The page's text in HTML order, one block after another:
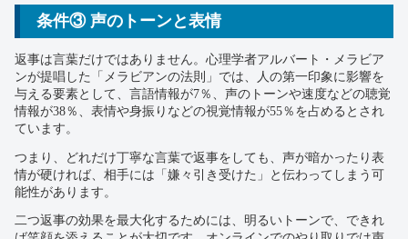
条件③ 声のトーンと表情
返事は言葉だけではありません。心理学者アルバート・メラビア
ンが提唱した「メラビアンの法則」では、人の第一印象に影響を
与える要素として、言語情報が7％、声のトーンや速度などの聴覚
情報が38％、表情や身振りなどの視覚情報が55％を占めるとされ
ています。
つまり、どれだけ丁寧な言葉で返事をしても、声が暗かったり表
情が硬ければ、相手には「嫌々引き受けた」と伝わってしまう可
能性があります。
二つ返事の効果を最大化するためには、明るいトーンで、できれ